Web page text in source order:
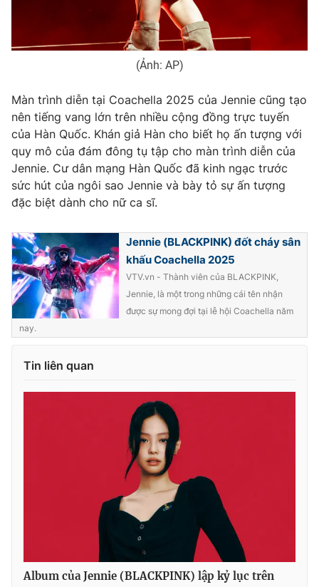
Shorts video
VTV Money VTV Thể thao
VTV Sức khoẻ Bất động sản
Thị trường 24h Tấm lòng Việt
VTV4 Vươn mình bằng AI
Liên hệ tòa soạn English
THỜI BÁO VTV
Đài Truyền hình Việt Nam
Thời báo VTV
Giấy phép hoạt động báo in và báo điện tử số 483/GP-BTTTT
cấp ngày 29/12/2023
Vũ Thanh Thủy
Nguyễn Thị Mỹ Hạnh, Phạm Quốc Thắng,
Tổng đài VTV:024.38 355 931 - 024.38 355 932
(Ảnh: AP)
Màn trình diễn tại Coachella 2025 của Jennie cũng tạo
nên tiếng vang lớn trên nhiều cộng đồng trực tuyến
của Hàn Quốc. Khán giả Hàn cho biết họ ấn tượng với
quy mô của đám đông tụ tập cho màn trình diễn của
Jennie. Cư dân mạng Hàn Quốc đã kinh ngạc trước
sức hút của ngôi sao Jennie và bày tỏ sự ấn tượng
đặc biệt dành cho nữ ca sĩ.
Jennie (BLACKPINK) đốt cháy sân
khấu Coachella 2025
VTV.vn - Thành viên của BLACKPINK,
Jennie, là một trong những cái tên nhận
được sự mong đợi tại lễ hội Coachella năm
nay.
Tin liên quan
Album của Jennie (BLACKPINK) lập kỷ lục trên